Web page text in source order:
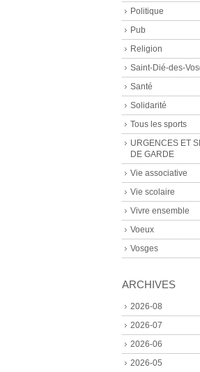
Politique
Pub
Religion
Saint-Dié-des-
Santé
Solidarité
Tous les sports
URGENCES ET
DE GARDE
Vie associative
Vie scolaire
Vivre ensemble
Voeux
Vosges
ARCHIVES
2026-08
2026-07
2026-06
2026-05